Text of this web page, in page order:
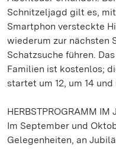
Schnitzeljagd gilt es,
Smartphon versteckte
wiederum zur nächsten
Schatzsuche führen.
Familien ist kostenlos;
startet um 12, um 14 und
HERBSTPROGRAMM IM
Im September und
Gelegenheiten, an